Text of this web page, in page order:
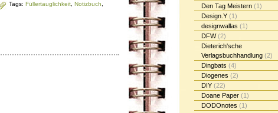
Tags: Füllertauglichkeit Notizbuch
Den Tag Meistern (1)
Design.Y (1)
designwallas (1)
DFW(2)
Dieterich'sche
Verlagsbuchhandlung (2)
Dingbats (4)
Diogenes (2)
DIY (22)
Doane Paper (1)
DODOnotes (1)